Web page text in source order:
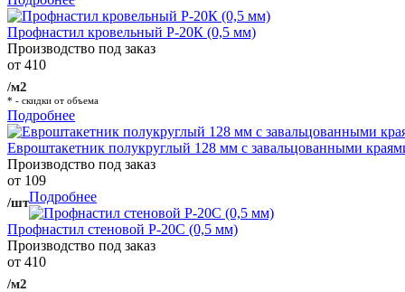
Профнастил кровельный Р-20К (0,5 мм)
Производство под заказ
от 410
/м2
* - скидки от объема
Подробнее
Евроштакетник полукруглый 128 мм с завальцованными
Производство под заказ
от 109
/штПодробнее
Профнастил стеновой Р-20С (0,5 мм)
Производство под заказ
от 410
/м2